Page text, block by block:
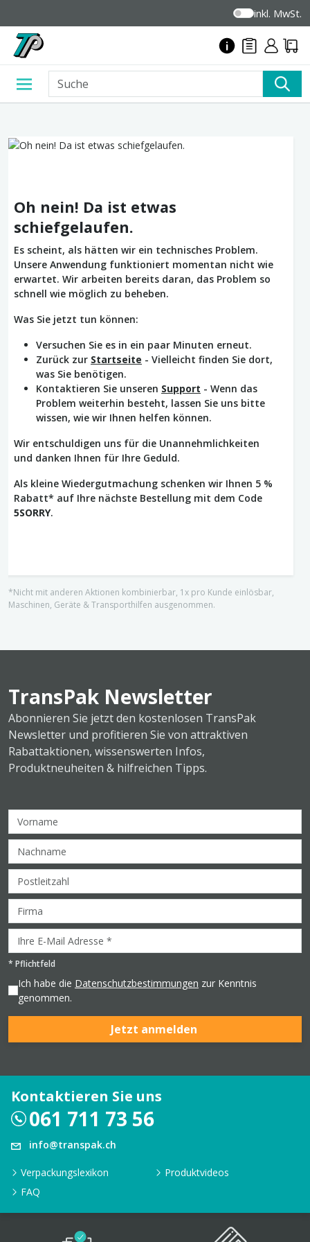
inkl. MwSt.
Oh nein! Da ist etwas
schiefgelaufen.
Es scheint, als hätten wir ein technisches Problem.
Unsere Anwendung funktioniert momentan nicht wie
erwartet. Wir arbeiten bereits daran, das Problem so
schnell wie möglich zu beheben.
Was Sie jetzt tun können:
Versuchen Sie es in ein paar Minuten erneut.
Zurück zur Startseite - Vielleicht finden Sie dort,
was Sie benötigen.
Kontaktieren Sie unseren Support - Wenn das
Problem weiterhin besteht, lassen Sie uns bitte
wissen, wie wir Ihnen helfen können.
Wir entschuldigen uns für die Unannehmlichkeiten
und danken Ihnen für Ihre Geduld.
Als kleine Wiedergutmachung schenken wir Ihnen 5 %
Rabatt* auf Ihre nächste Bestellung mit dem Code
5SORRY.
*Nicht mit anderen Aktionen kombinierbar, 1x pro Kunde einlösbar,
Maschinen, Geräte & Transporthilfen ausgenommen.
TransPak Newsletter
Abonnieren Sie jetzt den kostenlosen TransPak
Newsletter und profitieren Sie von attraktiven
Rabattaktionen, wissenswerten Infos,
Produktneuheiten & hilfreichen Tipps.
* Pflichtfeld
Ich habe die Datenschutzbestimmungen zur Kenntnis
genommen.
Jetzt anmelden
Kontaktieren Sie uns
061 711 73 56
info@transpak.ch
Verpackungslexikon
Produktvideos
FAQ